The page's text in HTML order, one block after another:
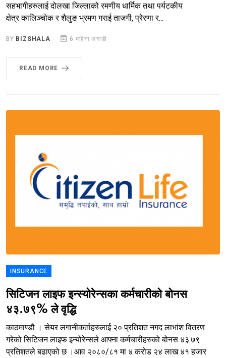
सहभागीहरुलाई दोलखा जिल्लाको रमणीय धार्मिक तथा पर्यटकीय
क्षेत्र कालिञ्चोक र शैलुङ भ्रमण गराई ताजगी, प्रेरणा र...
BY BIZSHALA 6 महिना अगाडी
READ MORE
INSURANCE
सिटिजन लाइफ इन्स्योरेन्सका कर्मचारीको बोनस
४३.७९% ले वृद्धि
काठमाण्डौ । सेयर लगानीकर्ताहरुलाई २० प्रतिशत नगद लाभांश वितरण
गरेको सिटिजन लाइफ इन्योरेन्सले आफ्ना कर्मचारीहरुको बोनस ४३.७९
प्रतिशतले बढाएको छ ।आव २०८०/८१ मा ४ करोड २४ लाख ४१ हजार